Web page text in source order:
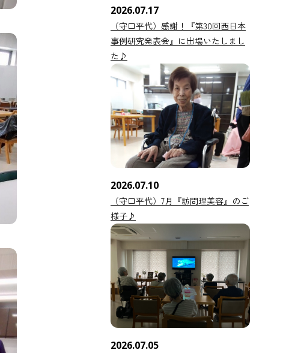
2026.07.17
（守口平代）感謝！『第30回西日本
事例研究発表会』に出場いたしまし
た♪
2026.07.10
（守口平代）7月『訪問理美容』のご
様子♪
2026.07.05